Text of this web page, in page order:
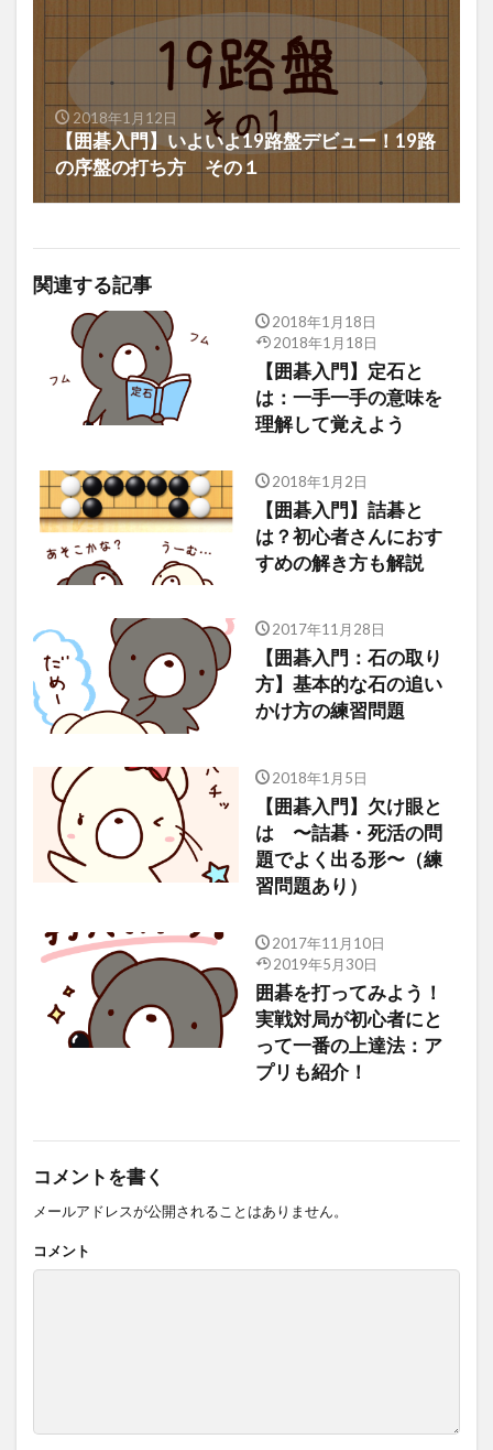
2018年1月12日
【囲碁入門】いよいよ19路盤デビュー！19路
の序盤の打ち方 その１
関連する記事
2018年1月18日
2018年1月18日
【囲碁入門】定石と
は：一手一手の意味を
理解して覚えよう
2018年1月2日
【囲碁入門】詰碁と
は？初心者さんにおす
すめの解き方も解説
2017年11月28日
【囲碁入門：石の取り
方】基本的な石の追い
かけ方の練習問題
2018年1月5日
【囲碁入門】欠け眼と
は 〜詰碁・死活の問
題でよく出る形〜（練
習問題あり）
2017年11月10日
2019年5月30日
囲碁を打ってみよう！
実戦対局が初心者にと
って一番の上達法：ア
プリも紹介！
コメントを書く
メールアドレスが公開されることはありません。
コメント